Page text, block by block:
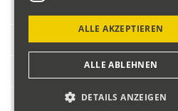
Fahrzeug:
Porsche 911S
1976
165
ALLE AKZEPTIEREN
ALLE ABLEHNEN
DETAILS ANZEIGEN